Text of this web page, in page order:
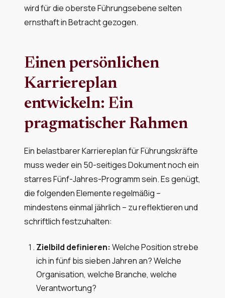
wird für die oberste Führungsebene selten
ernsthaft in Betracht gezogen.
Einen persönlichen
Karriereplan
entwickeln: Ein
pragmatischer Rahmen
Ein belastbarer Karriereplan für Führungskräfte
muss weder ein 50-seitiges Dokument noch ein
starres Fünf-Jahres-Programm sein. Es genügt,
die folgenden Elemente regelmäßig –
mindestens einmal jährlich – zu reflektieren und
schriftlich festzuhalten:
Zielbild definieren: Welche Position strebe
ich in fünf bis sieben Jahren an? Welche
Organisation, welche Branche, welche
Verantwortung?